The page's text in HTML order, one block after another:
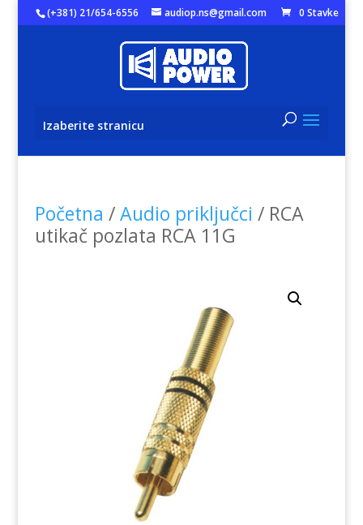
(+381) 21/654-6556 audiop.ns@gmail.com 0 Stavke
Izaberite stranicu
Početna /Audio priključci / RCA
utikač pozlata RCA 11G